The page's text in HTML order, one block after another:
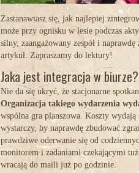
Zastanawiasz się, jak najlepiej
może przy ognisku w lesie podczas
silny, zaangażowany zespół i
artykuł. Zapraszamy do lektury!
Jaka jest integracja w biurze?
Nie da się ukryć, że stacjonarne
Organizacja takiego wydarzenia
wspólna gra planszowa. Koszty
wystarczy, by naprawdę zbudować
prawdziwe oderwanie się od
monitorem i zadaniami czekającymi
wracają do maili już po godzinie.